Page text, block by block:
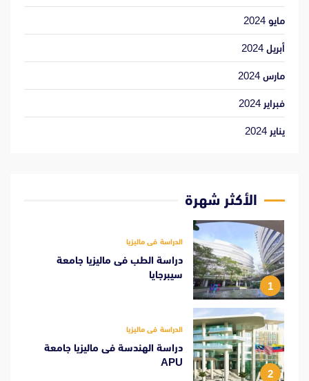
مايو 2024
أبريل 2024
مارس 2024
فبراير 2024
يناير 2024
الأكثر شهرة
1
الدراسة فى ماليزيا
دراسة الطب فى ماليزيا جامعة
سيبرجايا
2
الدراسة فى ماليزيا
دراسة الهندسة فى ماليزيا جامعة
APU